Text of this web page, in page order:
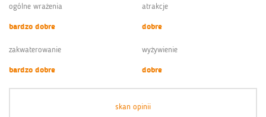
ogólne wrażenia
bardzo dobre
atrakcje
dobre
zakwaterowanie
bardzo dobre
wyżywienie
dobre
skan opinii